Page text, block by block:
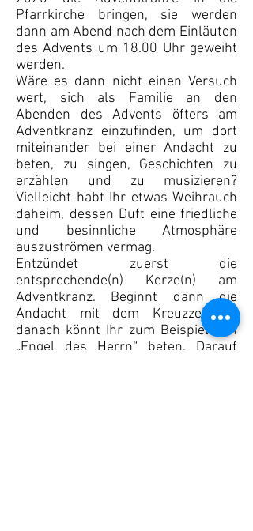
Pfarrkirche bringen, sie werden
dann am Abend nach dem Einläuten
des Advents um 18.00 Uhr geweiht
werden.
Wäre es dann nicht einen Versuch
wert, sich als Familie an den
Abenden des Advents öfters am
Adventkranz einzufinden, um dort
miteinander bei einer Andacht zu
beten, zu singen, Geschichten zu
erzählen und zu musizieren?
Vielleicht habt Ihr etwas Weihrauch
daheim, dessen Duft eine friedliche
und besinnliche Atmosphäre
auszuströmen vermag.
Entzündet zuerst die
entsprechende(n) Kerze(n) am
Adventkranz. Beginnt dann die
Andacht mit dem Kreuzzeichen,
danach könnt Ihr zum Beispiel den
„Engel des Herrn“ beten. Darauf